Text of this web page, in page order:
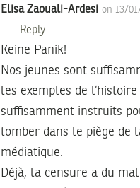
Elisa Zaouali-Ardesi on 13/
Reply
Keine Panik!
Nos jeunes sont
les exemples de
suffisamment instruits
tomber dans le piège de
médiatique.
Déjà, la censure a du